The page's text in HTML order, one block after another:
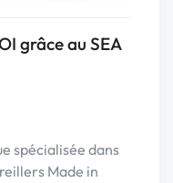
grâce au SEA
spécialisée dans
Made in